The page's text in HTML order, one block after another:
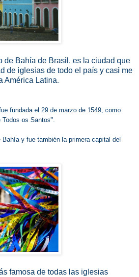
de Bahía de Brasil, es la ciudad que
de iglesias de todo el país y casi me
América Latina.
fundada el 29 de marzo de 1549, como
Todos os Santos".
Bahía y fue también la primera capital del
famosa de todas las iglesias